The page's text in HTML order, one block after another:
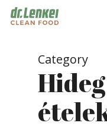
Skip
Category
Hideg